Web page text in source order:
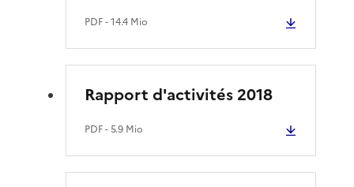
PDF- 14.4 Mio
Rapport d'activités 2018
PDF- 5.9 Mio